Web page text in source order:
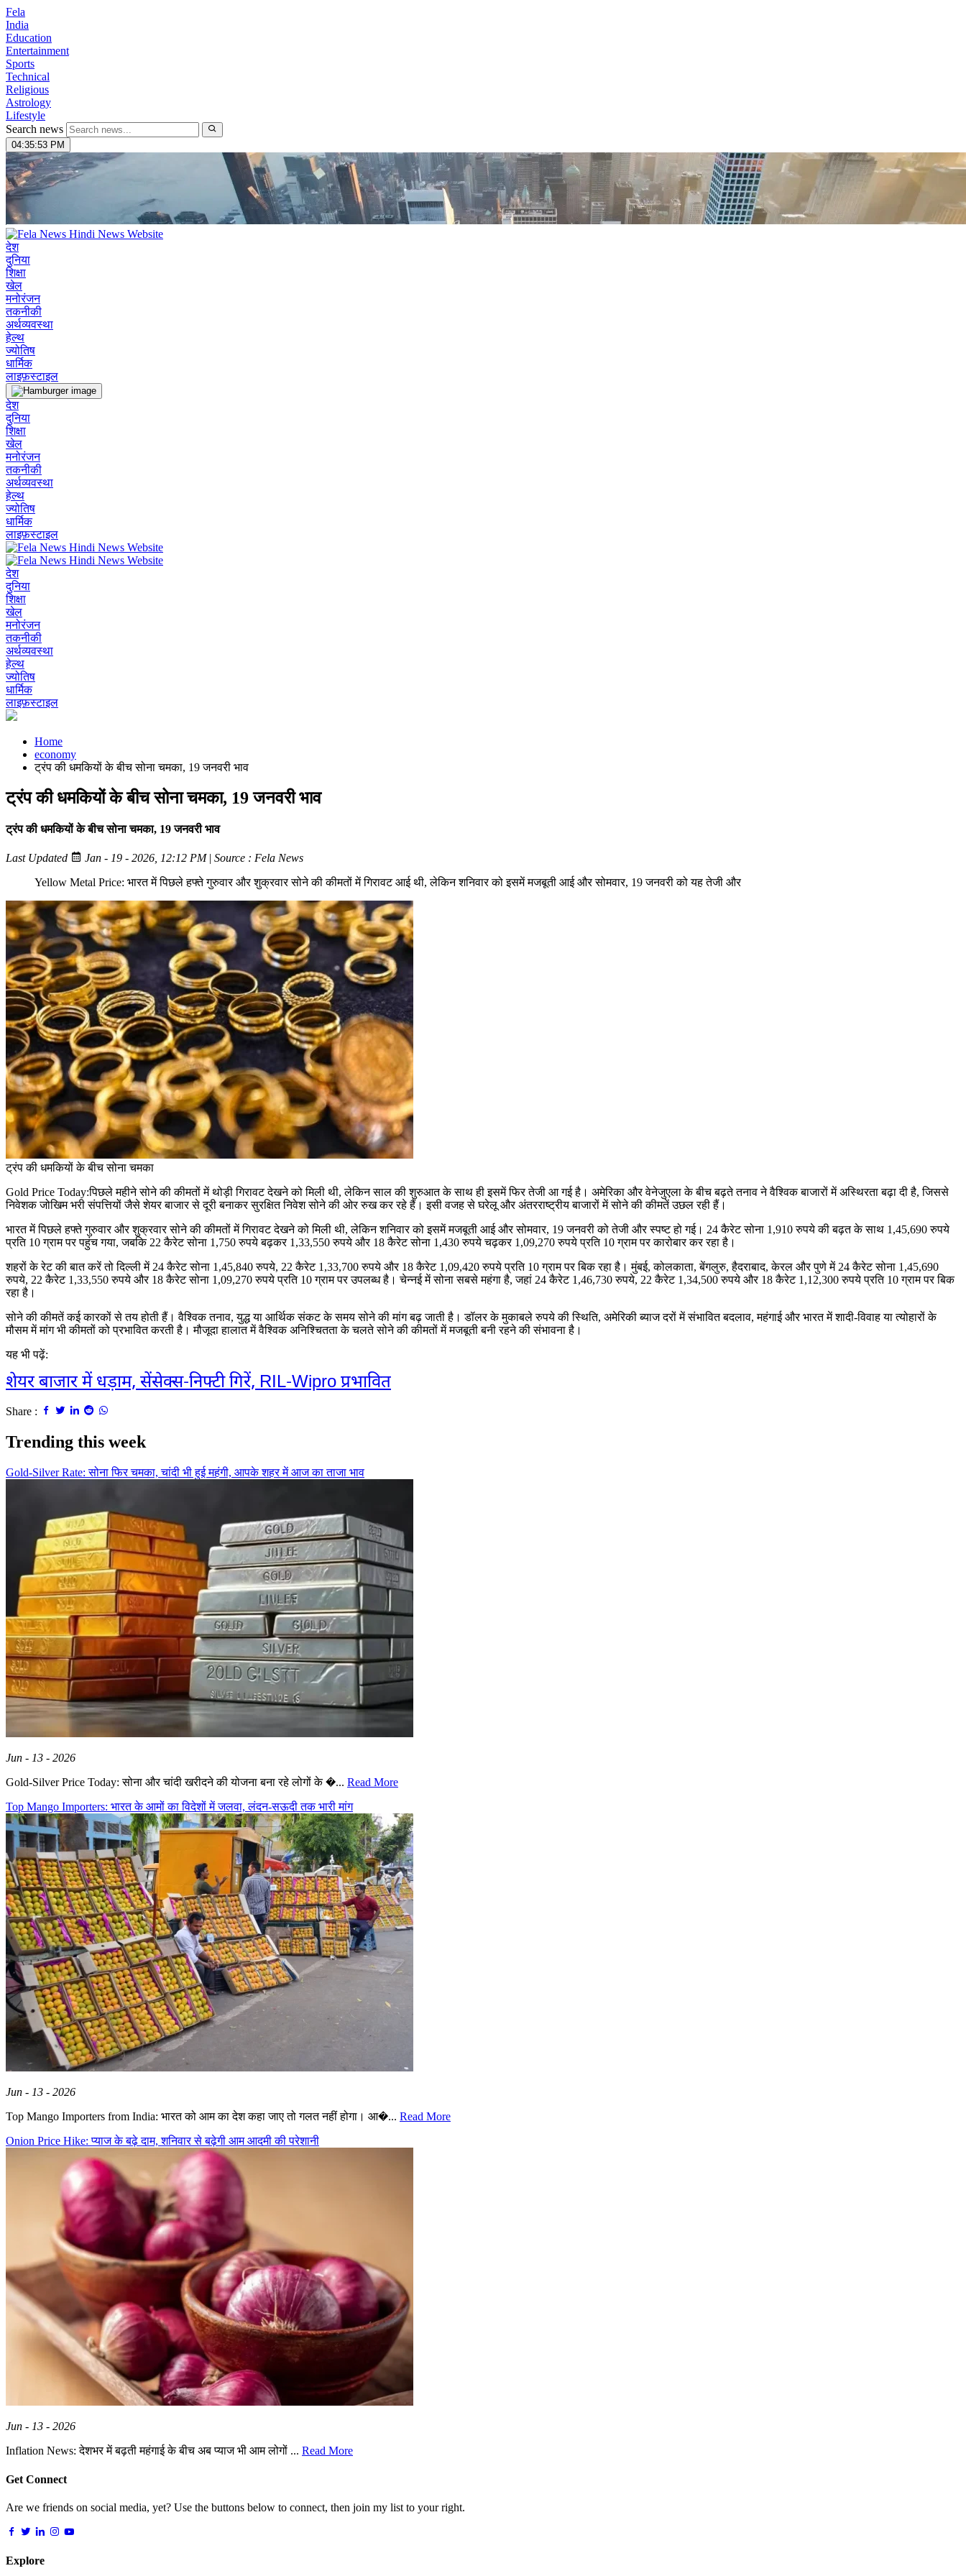
Fela
India
Education
Entertainment
Sports
Technical
Religious
Astrology
Lifestyle
Search news
04:35:54 PM
देश
दुनिया
शिक्षा
खेल
मनोरंजन
तकनीकी
अर्थव्यवस्था
हेल्थ
ज्योतिष
धार्मिक
लाइफ़स्टाइल
देश
दुनिया
शिक्षा
खेल
मनोरंजन
तकनीकी
अर्थव्यवस्था
हेल्थ
ज्योतिष
धार्मिक
लाइफ़स्टाइल
देश
दुनिया
शिक्षा
खेल
मनोरंजन
तकनीकी
अर्थव्यवस्था
हेल्थ
ज्योतिष
धार्मिक
लाइफ़स्टाइल
Home
economy
ट्रंप की धमकियों के बीच सोना चमका, 19 जनवरी भाव
ट्रंप की धमकियों के बीच सोना चमका, 19 जनवरी भाव
ट्रंप की धमकियों के बीच सोना चमका, 19 जनवरी भाव
Last Updated Jan - 19 - 2026, 12:12 PM| Source : Fela News
Yellow Metal Price: भारत में पिछले हफ्ते गुरुवार और शुक्रवार सोने की कीमतों में गिरावट आई थी, लेकिन शनिवार को इसमें मजबूती आई और सोमवार, 19 जनवरी को यह तेजी और
ट्रंप की धमकियों के बीच सोना चमका
Gold Price Today:पिछले महीने सोने की कीमतों में थोड़ी गिरावट देखने को मिली थी,लेकिन साल की शुरुआत के साथ ही इसमें फिर तेजी आ गई है। अमेरिका और वेनेजुएला के बीच बढ़ते तनाव ने वैश्विक बाजारों में अस्थिरता बढ़ा दी है,जिससे
निवेशक जोखिम भरी संपत्तियों जैसे शेयर बाजार से दूरी बनाकर सुरक्षित निवेश सोने की ओर रुख कर रहे हैं। इसी वजह से घरेलू और अंतरराष्ट्रीय बाजारों में सोने की कीमतें उछल रही हैं।
भारत में पिछले हफ्ते गुरुवार और शुक्रवार सोने की कीमतों में गिरावट देखने को मिली थी,लेकिन शनिवार को इसमें मजबूती आई और सोमवार, 19जनवरी को तेजी और स्पष्ट हो गई। 24कैरेट सोना 1,910रुपये की बढ़त के साथ 1,45,690रुपये
प्रति 10ग्राम पर पहुंच गया,जबकि22कैरेट सोना 1,750रुपये बढ़कर 1,33,550रुपये और 18कैरेट सोना 1,430रुपये चढ़कर 1,09,270रुपये प्रति 10ग्राम पर कारोबार कर रहा है।
शहरों के रेट की बात करें तो दिल्ली में24कैरेट सोना 1,45,840रुपये, 22कैरेट 1,33,700रुपये और 18कैरेट 1,09,420रुपये प्रति 10ग्राम पर बिक रहा है। मुंबई,कोलकाता,बेंगलुरु,हैदराबाद,केरल और पुणे में24कैरेट सोना 1,45,690
रुपये, 22कैरेट 1,33,550रुपये और 18कैरेट सोना 1,09,270रुपये प्रति 10ग्राम पर उपलब्ध है। चेन्नई में सोना सबसे महंगा है,जहां 24कैरेट 1,46,730रुपये, 22कैरेट 1,34,500रुपये और 18कैरेट 1,12,300रुपये प्रति 10ग्राम पर बिक
रहा है।
सोने की कीमतें कई कारकों से तय होती हैं। वैश्विक तनाव,युद्ध या आर्थिक संकट के समय सोने की मांग बढ़ जाती है। डॉलर के मुकाबले रुपये की स्थिति, अमेरिकी ब्याज दरों में संभावित बदलाव,महंगाई और भारत में शादी‑विवाह या त्योहारों के
मौसम में मांग भी कीमतों को प्रभावित करती है। मौजूदा हालात में वैश्विक अनिश्चितता के चलते सोने की कीमतों में मजबूती बनी रहने की संभावना है।
यह भी पढ़ें:
शेयर बाजार में धड़ाम, सेंसेक्स-निफ्टी गिरें, RIL-Wipro प्रभावित
Share :
Trending this week
Gold-Silver Rate: सोना फिर चमका, चांदी भी हुई महंगी, आपके शहर में आज का ताजा भाव
Jun - 13 - 2026
Gold-Silver Price Today: सोना और चांदी खरीदने की योजना बना रहे लोगों के �... Read More
Top Mango Importers: भारत के आमों का विदेशों में जलवा, लंदन-सऊदी तक भारी मांग
Jun - 13 - 2026
Top Mango Importers from India: भारत को आम का देश कहा जाए तो गलत नहीं होगा। आ�... Read More
Onion Price Hike: प्याज के बढ़े दाम, शनिवार से बढ़ेगी आम आदमी की परेशानी
Jun - 13 - 2026
Inflation News: देशभर में बढ़ती महंगाई के बीच अब प्याज भी आम लोगों ... Read More
Get Connect
Are we friends on social media, yet? Use the buttons below to connect, then join my list to your right.
Explore